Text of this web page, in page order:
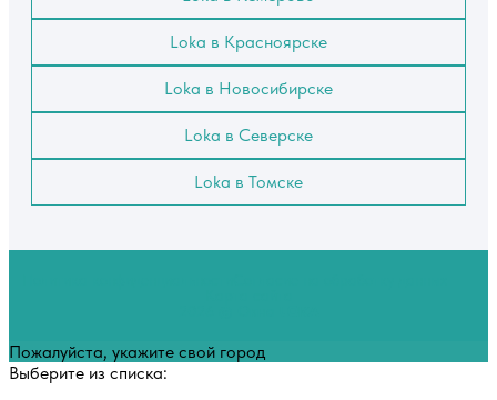
Loka в Красноярске
Loka в Новосибирске
Loka в Северске
Loka в Томске
Пожалуйста, укажите свой город
Выберите из списка: